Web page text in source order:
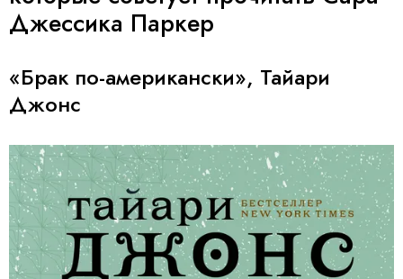
Джессика Паркер
«Брак по-американски», Тайари
Джонс